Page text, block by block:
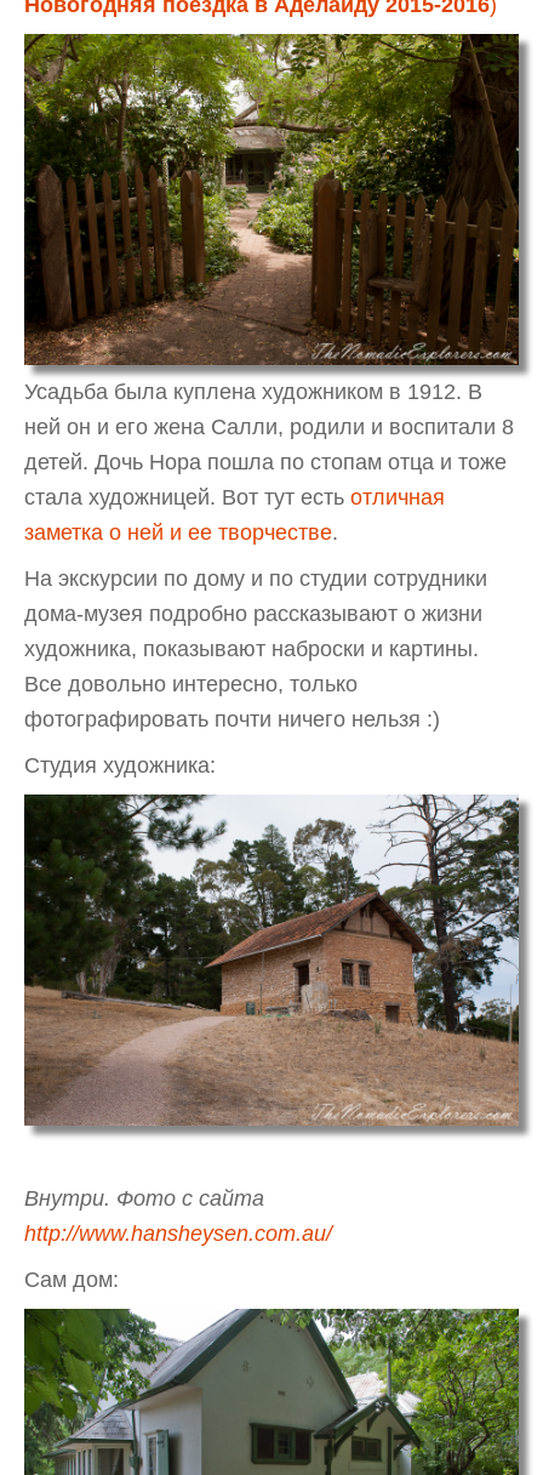
Усадьба была куплена художником в 1912. В
ней он и его жена Салли, родили и воспитали 8
детей. Дочь Нора пошла по стопам отца и тоже
стала художницей. Вот тут есть отличная
заметка о ней и ее творчестве.
На экскурсии по дому и по студии сотрудники
дома-музея подробно рассказывают о жизни
художника, показывают наброски и картины.
Все довольно интересно, только
фотографировать почти ничего нельзя :)
Студия художника:
Внутри. Фото с сайта
http://www.hansheysen.com.au/
Сам дом: